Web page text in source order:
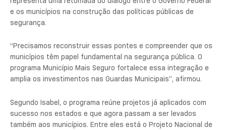
e os municípios na construção das políticas públicas de
segurança.
“Precisamos reconstruir essas pontes e compreender que os
municípios têm papel fundamental na segurança pública. O
programa Município Mais Seguro fortalece essa integração e
amplia os investimentos nas Guardas Municipais”, afirmou.
Segundo Isabel, o programa reúne projetos já aplicados com
sucesso nos estados e que agora passam a ser levados
também aos municípios. Entre eles está o Projeto Nacional de